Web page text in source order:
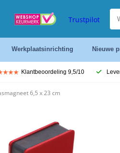
Trustpilot
Werkplaatsinrichting Nieuwe
Klantbeoordeling 9,5/10
6,5 x 23 cm